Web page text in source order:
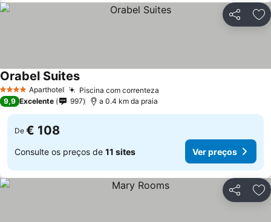
Partilhar
4 EstrelasAparthotel Piscina com correnteza
Orabel SuitesVer preços
9,9 Excelente 997 a 0.4 km da praia
De € 108
Consulte os preços de 11 sites Ver preços
Partilhar